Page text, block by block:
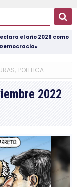
el año 2026 como
, POLITICA
2022